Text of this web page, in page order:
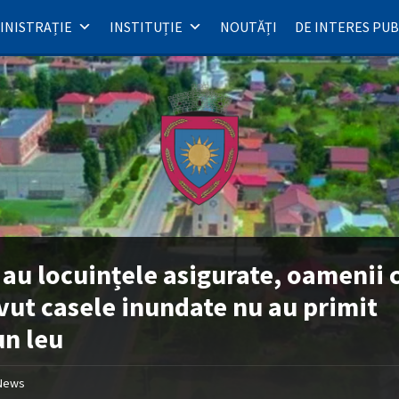
INSTITUȚIE NOUTĂȚI DE INTERES
au locuințele asigurate, oamenii
casele inundate nu au primit
leu